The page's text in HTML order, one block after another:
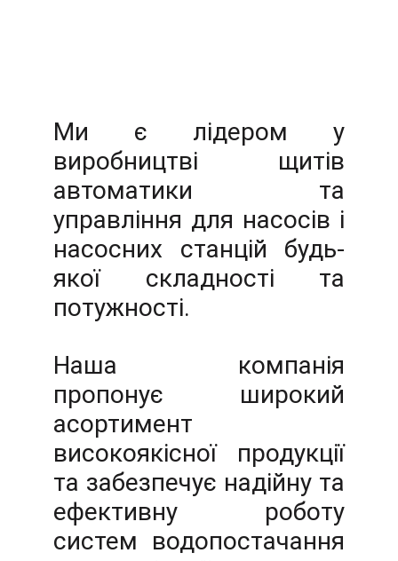
Ми є лідером у
виробництві щитів
автоматики та
управління для насосів і
насосних станцій будь-
якої складності та
потужності.
Наша компанія
пропонує широкий
асортимент
високоякісної продукції
та забезпечує надійну та
ефективну роботу
систем водопостачання